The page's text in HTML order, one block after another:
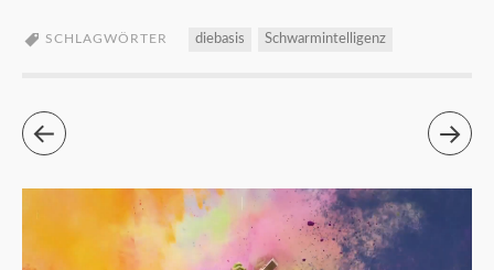
SCHLAGWÖRTER diebasis Schwarmintelligenz